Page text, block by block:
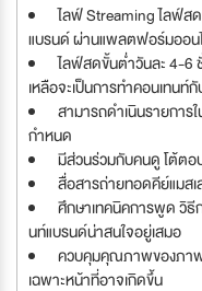
ไลฟ์ Streaming ไลฟ์สด
แบรนด์ ผ่านแพลตฟอร์มออน
ไลฟ์สดขั้นต่ำวันละ 4-6
เหลือจะเป็นการทำคอนเทนท์
สามารถดำเนินรายการ
กำหนด
มีส่วนร่วมกับคนดู โต้ตอ
สื่อสารถ่ายทอดคีย์แมส
ศึกษาเทคนิคการพูด วิธีก
นท์แบรนด์น่าสนใจอยู่เสมอ
ควบคุมคุณภาพของภาพ
เฉพาะหน้าที่อาจเกิดขึ้น